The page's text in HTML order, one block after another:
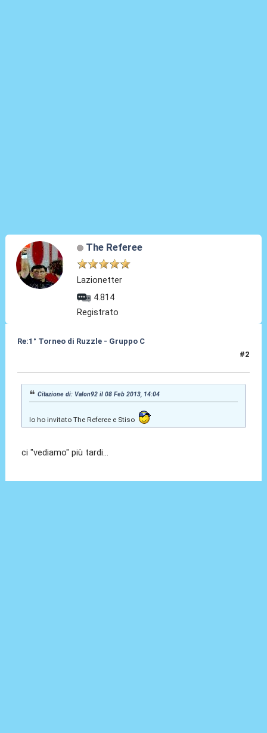
The Referee
Lazionetter
4.814
Registrato
Re:1° Torneo di Ruzzle - Gruppo C
#2
Citazione di: Valon92 il 08 Feb 2013, 14:04
Io ho invitato The Referee e Stiso
ci "vediamo" più tardi...